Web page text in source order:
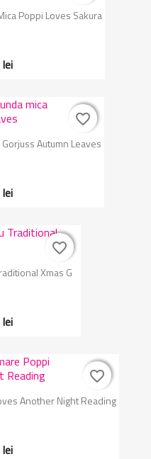
Poppi Loves Sakura
Autumn Leaves
favorite_border
favorite_border
Xmas G
favorite_border
favorite_border
Another Night Reading
favorite_border
favorite_border